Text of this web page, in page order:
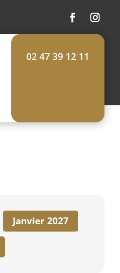
02 47 39 12 11
Janvier 2027